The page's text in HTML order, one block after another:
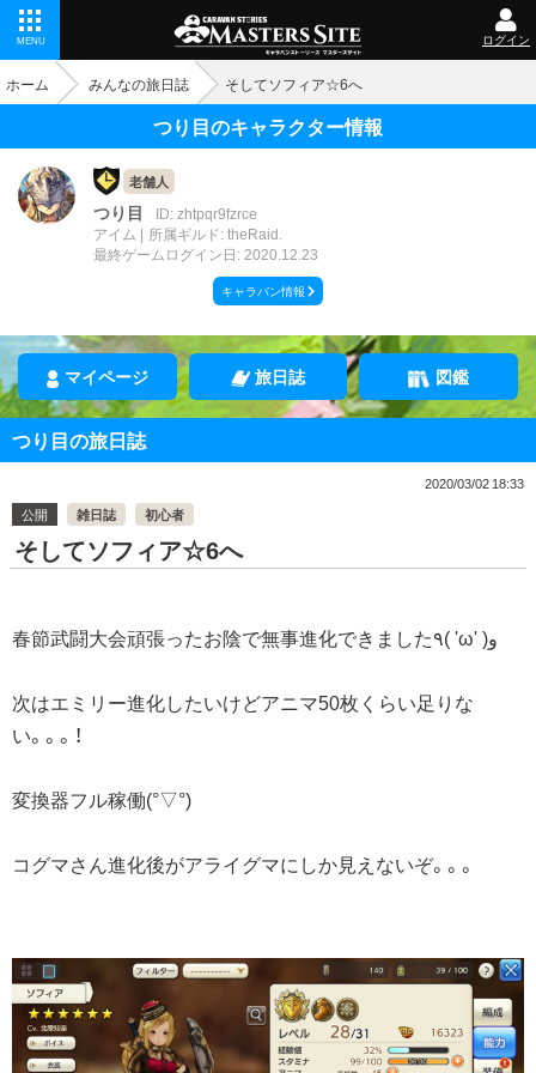
MENU ログイン
ホーム みんなの旅日誌 そしてソフィア☆6へ
つり目のキャラクター情報
老舗人
つり目
ID: zhtpqr9fzrce
アイム
所属ギルド: theRaid.
最終ゲームログイン日: 2020.12.23
キャラバン情報
マイページ 旅日誌 図鑑
つり目の旅日誌
2020/03/02 18:33
公開
雑日誌 初心者
そしてソフィア☆6へ
春節武闘大会頑張ったお陰で無事進化できました٩( 'ω' )و
次はエミリー進化したいけどアニマ50枚くらい足りな
い。。。！
変換器フル稼働(°▽°)
コグマさん進化後がアライグマにしか見えないぞ。。。